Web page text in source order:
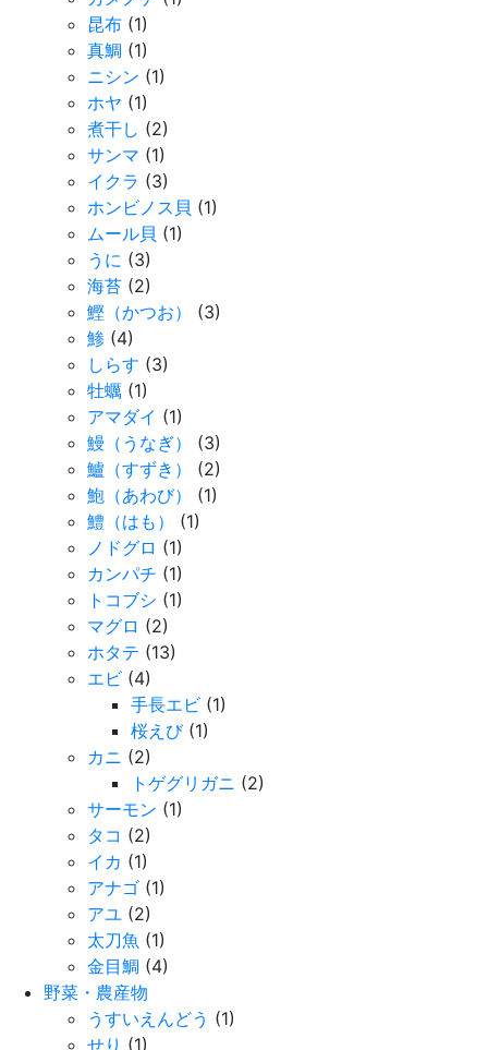
昆布 (1)
真鯛 (1)
ニシン (1)
ホヤ (1)
煮干し (2)
サンマ (1)
イクラ (3)
ホンビノス貝 (1)
ムール貝 (1)
うに (3)
海苔 (2)
鰹（かつお）
(3)
鯵 (4)
しらす (3)
牡蠣 (1)
アマダイ (1)
鰻（うなぎ）
(3)
鱸（すずき）
(2)
鮑（あわび）
(1)
鱧（はも）
(1)
ノドグロ (1)
カンパチ (1)
トコブシ (1)
マグロ (2)
ホタテ (13)
エビ (4)
手長エビ (1)
桜えび(1)
カニ (2)
トゲグリガニ (2)
サーモン (1)
タコ (2)
イカ (1)
アナゴ (1)
アユ (2)
太刀魚 (1)
金目鯛 (4)
野菜・農産物
うすいえんどう (1)
せり (1)